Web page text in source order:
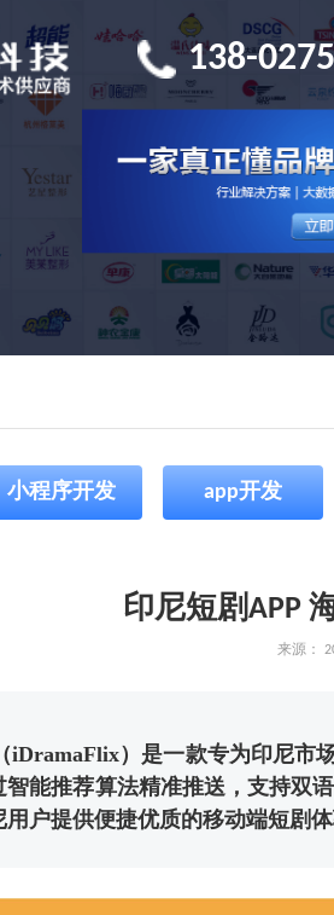
138-
小程序开发 app开发
印尼短剧APP
来源：
iDramaFlix）是一款专为印尼市
能推荐算法精准推送，支持双
用户提供便捷优质的移动端短剧